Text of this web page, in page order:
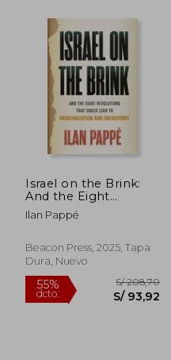
dcto. S/ 74,36
Israel on the Brink:
And the Eight
Revolutions that
Could Lead to
Coexistence (en
Inglés)
Ilan Pappé
Beacon Press, 2025, Tapa
Dura, Nuevo